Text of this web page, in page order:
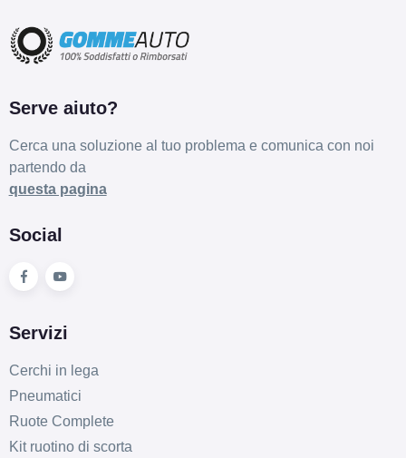
Serve aiuto?
Cerca una soluzione al tuo problema e comunica con noi
partendo da
questa pagina
Social
Servizi
Cerchi in lega
Pneumatici
Ruote Complete
Kit ruotino di scorta